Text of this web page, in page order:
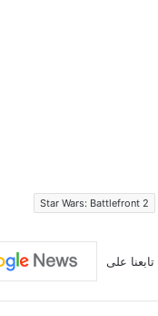
Star Wars: Battlefront 2
تابعنا على